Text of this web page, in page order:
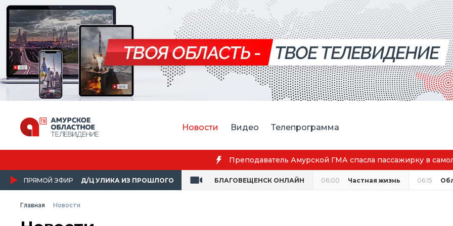
Новости Видео Телепрограмма
Преподаватель Амурской ГМА спасла пассажирку в
ПРЯМОЙ ЭФИР Д/Ц УЛИКА ИЗ ПРОШЛОГО БЛАГОВЕЩЕНСК ОНЛАЙН 06:00 Частная жизнь 06:15
Главная Новости